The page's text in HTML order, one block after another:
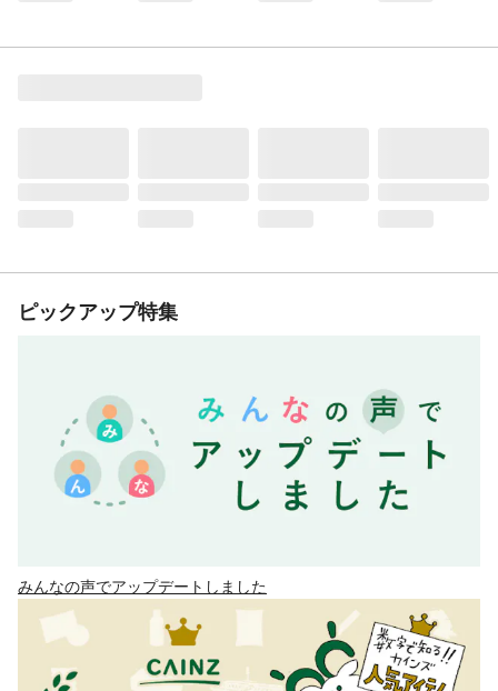
ピックアップ特集
みんなの声でアップデートしました